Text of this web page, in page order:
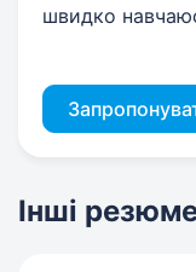
швидко
Інші